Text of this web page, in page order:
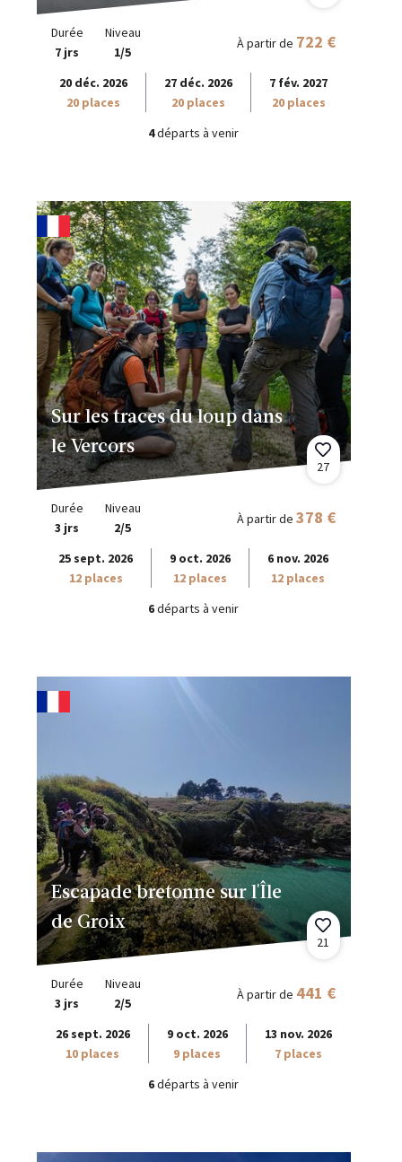
Durée
7 jrs
Niveau
1/5
À partir de 722 €
20 déc. 2026
20 places
27 déc. 2026
20 places
7 fév. 2027
20 places
4départs à venir
Sur les traces du loup dans
le Vercors
27
Durée
3 jrs
Niveau
2/5
À partir de 378 €
25 sept. 2026
12 places
9 oct. 2026
12 places
6 nov. 2026
12 places
6départs à venir
Escapade bretonne sur l'Île
de Groix
21
Durée
3 jrs
Niveau
2/5
À partir de 441 €
26 sept. 2026
10 places
9 oct. 2026
9 places
13 nov. 2026
7 places
6départs à venir